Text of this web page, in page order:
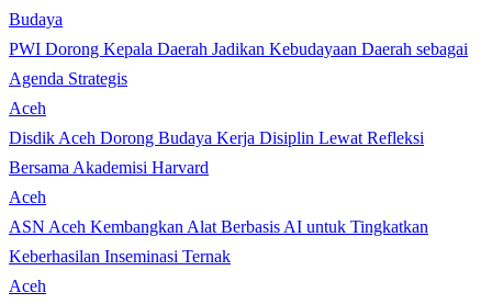
Budaya
PWI Dorong Kepala Daerah Jadikan Kebudayaan Daerah sebagai
Agenda Strategis
Aceh
Disdik Aceh Dorong Budaya Kerja Disiplin Lewat Refleksi
Bersama Akademisi Harvard
Aceh
ASN Aceh Kembangkan Alat Berbasis AI untuk Tingkatkan
Keberhasilan Inseminasi Ternak
Aceh